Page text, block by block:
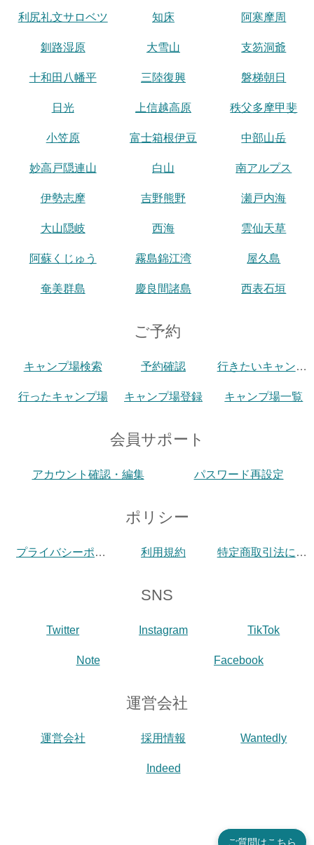
利尻礼文サロベツ 知床 阿寒摩周
釧路湿原 大雪山 支笏洞爺
十和田八幡平 三陸復興 磐梯朝日
日光 上信越高原 秩父多摩甲斐
小笠原 富士箱根伊豆 中部山岳
妙高戸隠連山 白山 南アルプス
伊勢志摩 吉野熊野 瀬戸内海
大山隠岐 西海 雲仙天草
阿蘇くじゅう 霧島錦江湾 屋久島
奄美群島 慶良間諸島 西表石垣
ご予約
キャンプ場検索 予約確認 行きたいキャンプ場
行ったキャンプ場 キャンプ場登録 キャンプ場一覧
会員サポート
アカウント確認・編集 パスワード再設定
ポリシー
プライバシーポリシー 利用規約 特定商取引法に基づく表示
SNS
Twitter Instagram TikTok
Note Facebook
運営会社
運営会社 採用情報 Wantedly
Indeed
ご質問はこちら